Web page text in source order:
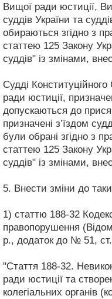
Вищої ради юстиції,
суддів України та
обираються згідно з
статтею 125 Закону
суддів" із змінами,
Судді
ради юстиції,
допускаються до
призначені з’їздом
були обрані згідно з
статтею 125 Закону
суддів" із змінами,
5. Внести зміни до
1) статтю 188-32
правопорушення
р., додаток до № 51, ст.
"Стаття 188-32.
ради юстиції та
колегіальних органів